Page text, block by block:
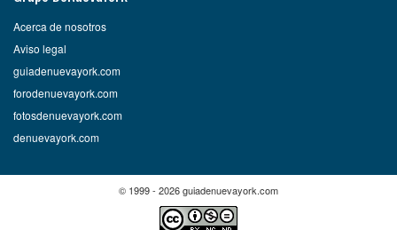
Acerca de nosotros
Aviso legal
guiadenuevayork.com
forodenuevayork.com
fotosdenuevayork.com
denuevayork.com
© 1999 - 2026 guiadenuevayork.com